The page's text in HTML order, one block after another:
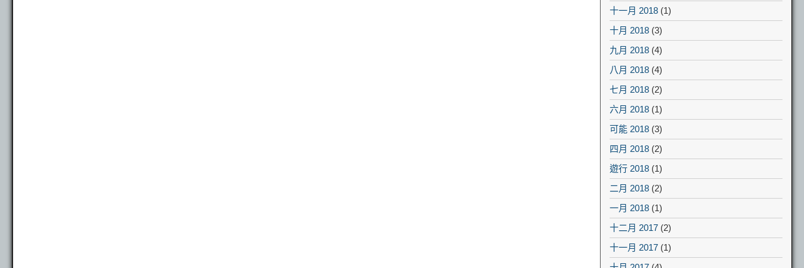
十一月 2018 (1)
十月 2018 (3)
九月 2018 (4)
八月 2018 (4)
七月 2018 (2)
六月 2018 (1)
可能 2018 (3)
四月 2018 (2)
遊行 2018 (1)
二月 2018 (2)
一月 2018 (1)
十二月 2017 (2)
十一月 2017 (1)